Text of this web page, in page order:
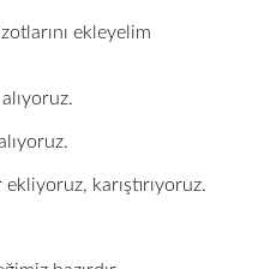
ekleyelim
karıştırıyoruz.